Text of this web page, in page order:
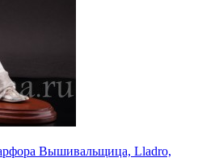
Вышивальщица, Lladro,